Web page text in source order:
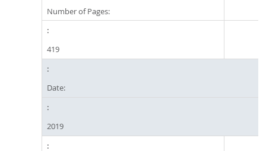
Number of Pages:
419
Date:
2019